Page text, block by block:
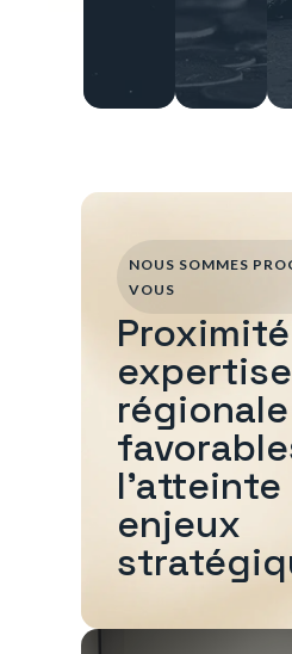
NOUS SOMMES
VOUS
expertise
régionale
l'atteinte
enjeux